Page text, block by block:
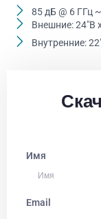
85 дБ @ 6 ГГц
Внешние: 24"В
Внутренние:
Имя
Email